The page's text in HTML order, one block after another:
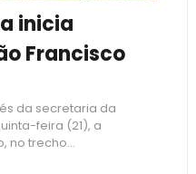
inicia
Francisco
da secretaria da
feira (21), a
no trecho...